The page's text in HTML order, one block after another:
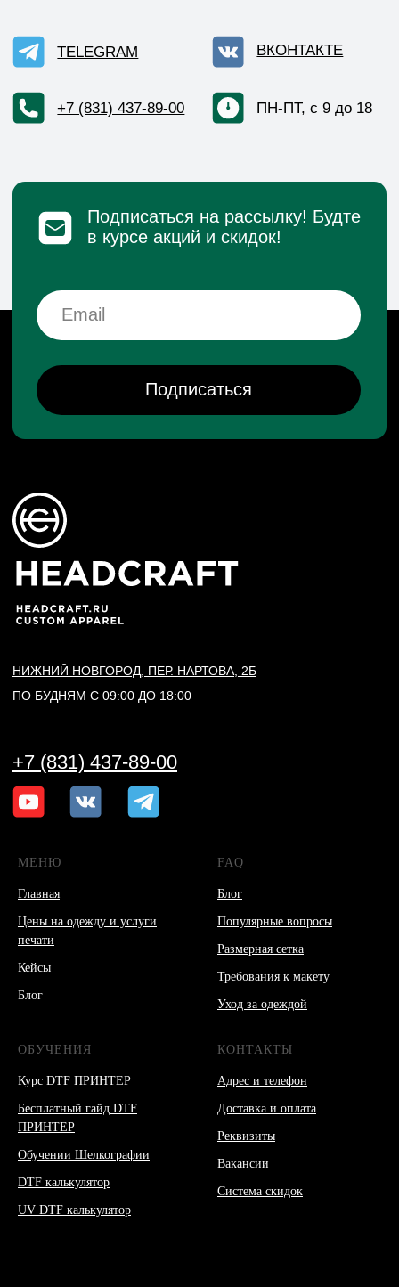
МЕНЮ
Главная
Цены на одежду и услуги
печати
Кейсы
Блог
FAQ
Блог
Популярные вопросы
Размерная сетка
Требования к макету
Уход за одеждой
ОБУЧЕНИЯ
Курс DTF ПРИНТЕР
Бесплатный гайд DTF
ПРИНТЕР
Обучении Шелкографии
DTF калькулятор
UV DTF калькулятор
КОНТАКТЫ
Адрес и телефон
Доставка и оплата
Реквизиты
Вакансии
Система скидок
Договор оферты
Реквизиты
Политика конфиденциальности
*Данный интернет-сайт носит исключительно
информационный характер и ни при каких условиях
не является публичной офертой, определяемой
положениями Статьи 437 (2) Гражданского кодекса РФ.